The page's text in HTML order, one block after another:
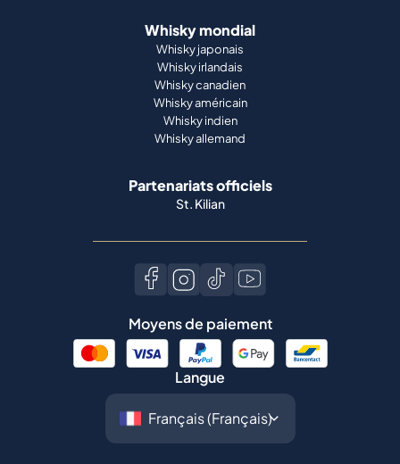
Whisky mondial
Whisky japonais
Whisky irlandais
Whisky canadien
Whisky américain
Whisky indien
Whisky allemand
Partenariats officiels
St. Kilian
Moyens de paiement
Langue